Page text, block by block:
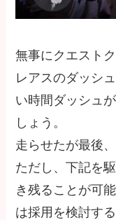
無事にクエスト
レアスのダッシ
い時間ダッシュ
しょう。
走らせたが最後
ただし、下記を
き残ることが可
は採用を検討す